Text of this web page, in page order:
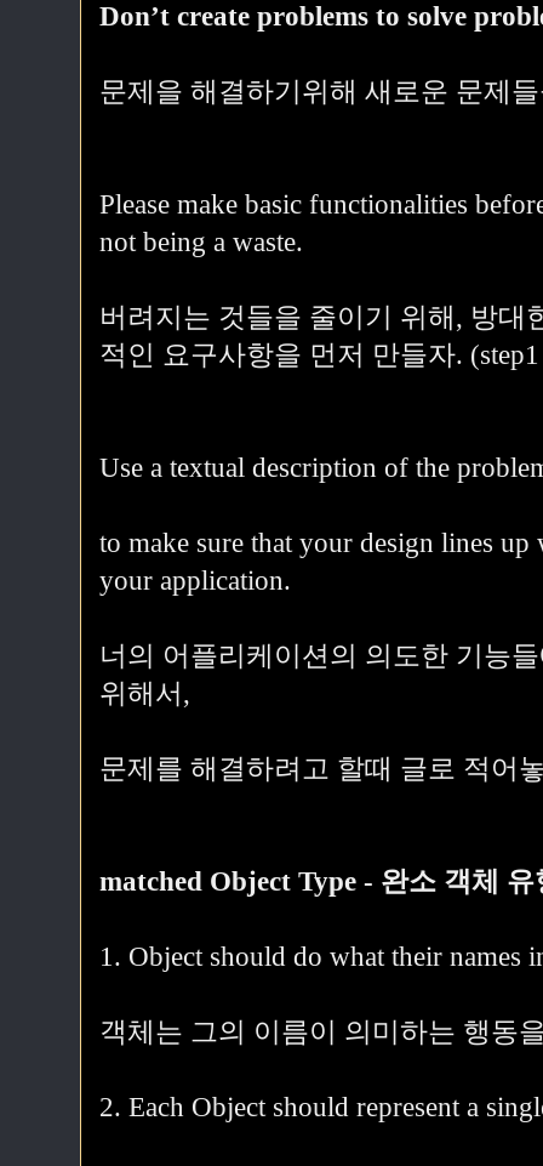
Don’t create problems to solve
문제을 해결하기위해 새로운 문제
Please make basic functionalities
not being a waste.
버려지는 것들을 줄이기 위해, 방대
적인 요구사항을 먼저 만들자. (step1
Use a textual description of the
to make sure that your design lines
your application.
너의 어플리케이션의 의도한 기능
위해서,
문제를 해결하려고 할때 글로 적어
matched Object Type - 완소 객체 유
1. Object should do what their names
객체는 그의 이름이 의미하는 행동
2. Each Object should represent a